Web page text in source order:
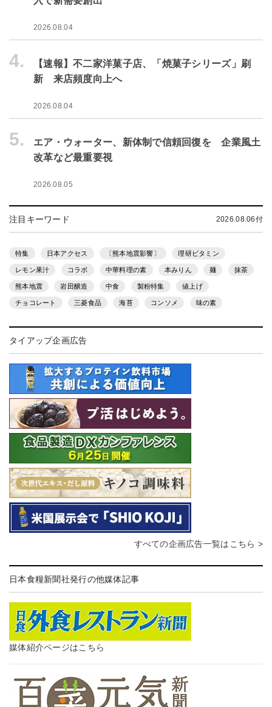
2026.08.04
4.
【速報】不二家洋菓子店、「焼菓子シリーズ」刷
新 来店頻度向上へ
2026.08.04
5.
エア・ウォーター、新体制で信頼回復を 企業風土
改革など最重要視
2026.08.05
注目キーワード 2026.08.06付
特集 日本アクセス 〔熊本地震影響〕 理研ビタミン
レモン果汁 コラボ 中華料理の素 本みりん 麺 抹茶
熊本地震 岩田醸造 中食 製粉特集 値上げ
チョコレート 三菱食品 海苔 コンソメ 味の素
タイアップ企画広告
すべての企画広告一覧はこちら >
日本食糧新聞社発行の他媒体記事
媒体紹介ページはこちら